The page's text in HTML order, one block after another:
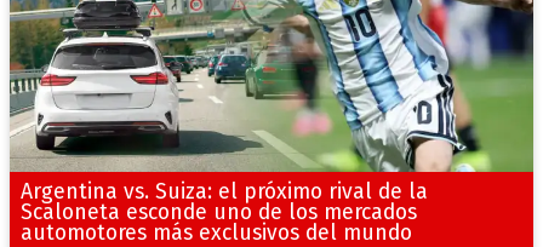
Argentina vs. Suiza: el próximo rival de la
Scaloneta esconde uno de los mercados
automotores más exclusivos del mundo